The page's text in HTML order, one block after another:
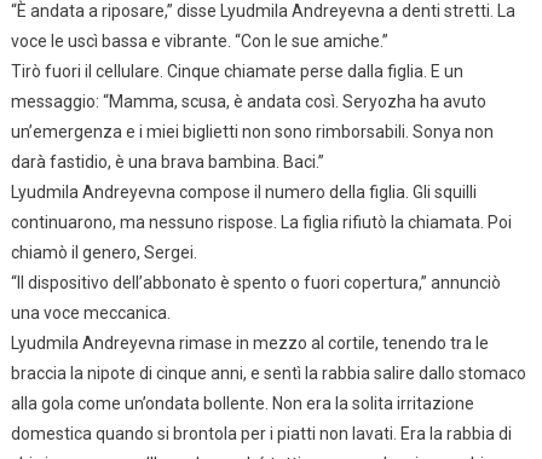
“È andata a riposare,” disse Lyudmila Andreyevna a denti stretti. La
voce le uscì bassa e vibrante. “Con le sue amiche.”
Tirò fuori il cellulare. Cinque chiamate perse dalla figlia. E un
messaggio: “Mamma, scusa, è andata così. Seryozha ha avuto
un’emergenza e i miei biglietti non sono rimborsabili. Sonya non
darà fastidio, è una brava bambina. Baci.”
Lyudmila Andreyevna compose il numero della figlia. Gli squilli
continuarono, ma nessuno rispose. La figlia rifiutò la chiamata. Poi
chiamò il genero, Sergei.
“Il dispositivo dell’abbonato è spento o fuori copertura,” annunciò
una voce meccanica.
Lyudmila Andreyevna rimase in mezzo al cortile, tenendo tra le
braccia la nipote di cinque anni, e sentì la rabbia salire dallo stomaco
alla gola come un’ondata bollente. Non era la solita irritazione
domestica quando si brontola per i piatti non lavati. Era la rabbia di